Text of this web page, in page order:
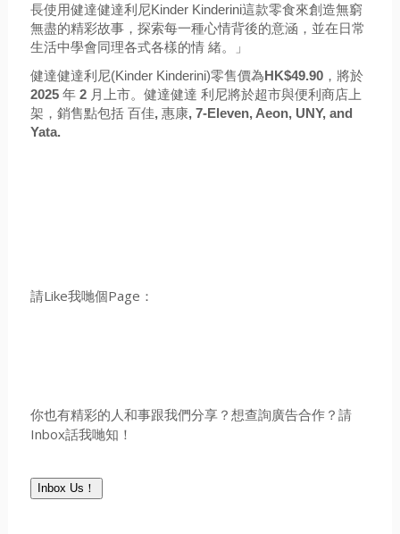
長使用健達健達利尼Kinder Kinderini這款零食來創造無窮
無盡的精彩故事，探索每一種心情背後的意涵，並在日常
生活中學會同理各式各樣的情 緒。」
健達健達利尼(Kinder Kinderini)零售價為HK$49.90 ，將於
2025年2 月上市。健達健達 利尼將於超市與便利商店上
架，銷售點包括 百佳,惠康, 7-Eleven, Aeon, UNY, and
Yata.
請Like我哋個Page：
你也有精彩的人和事跟我們分享？想查詢廣告合作？請
Inbox話我哋知！
Inbox Us！